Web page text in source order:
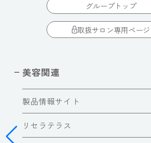
グループトップ
取扱サロン専用ページ
美容関連
製品情報サイト
リセラテラス